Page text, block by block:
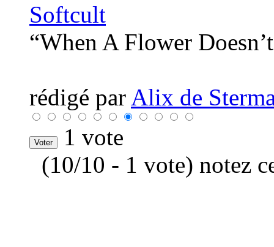
Softcult
“When A Flower
rédigé par Alix de
1 vote
(10/10 - 1 vote) notez